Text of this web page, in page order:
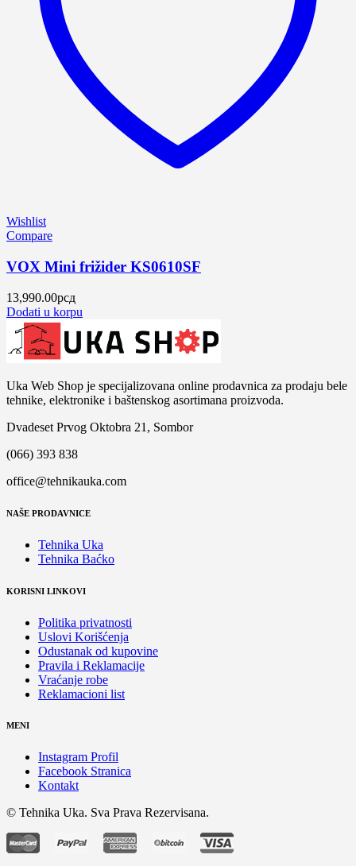
Wishlist
Compare
VOX Mini frižider KS0610SF
13,990.00рсд
Dodati u korpu
Uka Web Shop je specijalizovana online prodavnica za prodaju bele
tehnike, elektronike i baštenskog asortimana proizvoda.
Dvadeset Prvog Oktobra 21, Sombor
(066) 393 838
office@tehnikauka.com
NAŠE PRODAVNICE
Tehnika Uka
Tehnika Baćko
KORISNI LINKOVI
Politika privatnosti
Uslovi Korišćenja
Odustanak od kupovine
Pravila i Reklamacije
Vraćanje robe
Reklamacioni list
MENI
Instagram Profil
Facebook Stranica
Kontakt
© Tehnika Uka. Sva Prava Rezervisana.